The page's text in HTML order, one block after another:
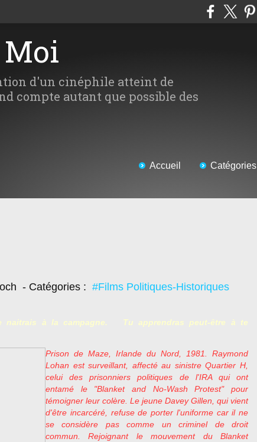
Moi
d'un cinéphile atteint de
compte autant que possible des
Accueil Catégories
- Catégories : #Films Politiques-Historiques
à la campagne.
 Tu apprendras peut-être à te
Prison de Maze, Irlande du Nord, 1981. Raymond
Lohan est surveillant, affecté au sinistre Quartier H,
celui des prisonniers politiques de l'IRA qui ont
entamé le "Blanket and No-Wash Protest" pour
témoigner leur colère. Le jeune Davey Gillen, qui vient
d'être incarcéré, refuse de porter l'uniforme car il ne
se considère pas comme un criminel de droit
commun. Rejoignant le mouvement du Blanket